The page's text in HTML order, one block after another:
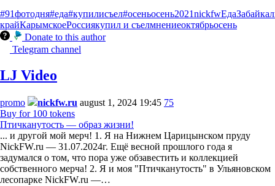
#91фотодня#еда#купилисъел#осеньосень2021nickfwЕда
крайКарымскоеРоссиякупил и съелмнениеоктябрьосень
Donate to this author
Telegram channel
LJ Video
promo nickfw.ru august 1, 2024 19:45 75
Buy for 100 tokens
Птичканутость — образ жизни!
... и другой мой мерч! 1. Я на Нижнем Царицынском пруду
NickFW.ru — 31.07.2024г. Ещё весной прошлого года я
задумался о том, что пора уже обзавестить и коллекцией
собственного мерча! 2. Я и моя "Птичканутость" в Ульяновском
лесопарке NickFW.ru —…